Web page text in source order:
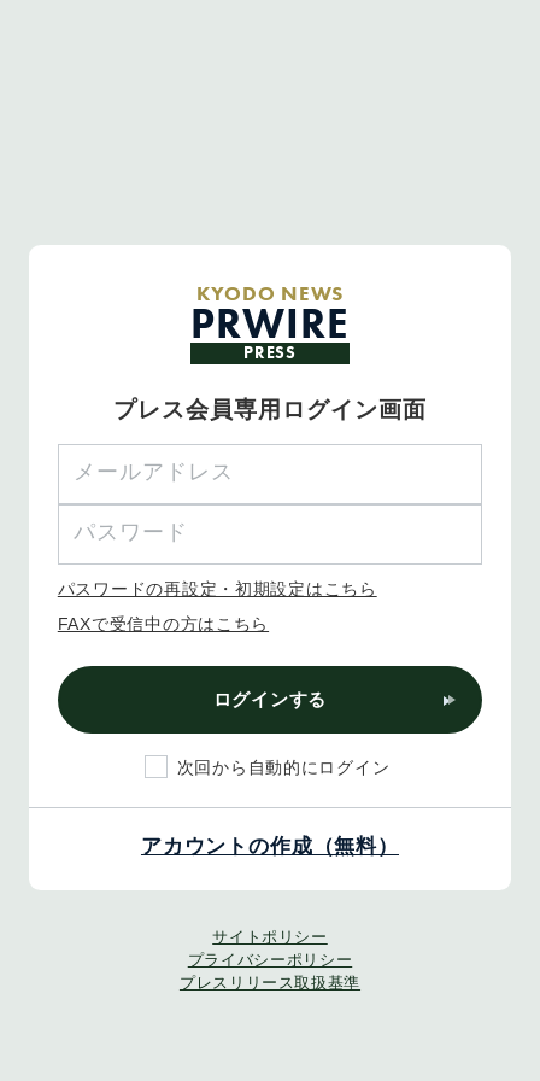
KYODO NEWS
PRWIRE
PRESS
プレス会員専用ログイン画面
パスワードの再設定・初期設定はこちら
FAXで受信中の方はこちら
ログインする
次回から自動的にログイン
アカウントの作成（無料）
サイトポリシー
プライバシーポリシー
プレスリリース取扱基準